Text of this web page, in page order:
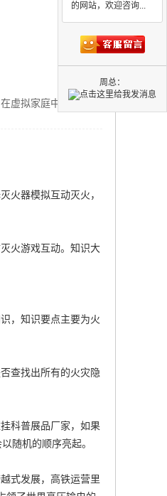
虚拟家庭中查找所有
火器模拟互动灭火，
火游戏互动。知识大
，知识要点主要为火
查找出所有的火灾隐
科普展品厂家，如果
随机的顺序亮起。
式发展，高铁运营里
的网站，欢迎咨询...
周总：